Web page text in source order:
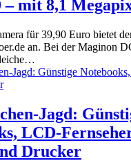
– mit 8,1
für 39,90 Euro bietet
an. Bei der Maginon
Jagd:
LCD-
Drucker